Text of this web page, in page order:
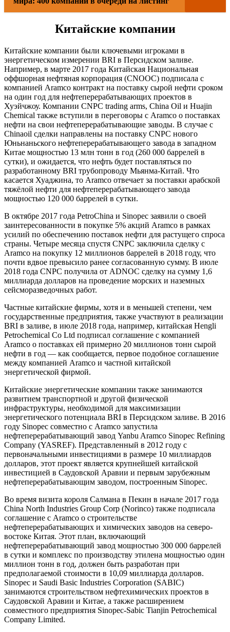
Китайские компании
Китайские компании были ключевыми игроками в
энергетическом измерении BRI в Персидском заливе.
Например, в марте 2017 года Китайская Национальная
оффшорная нефтяная корпорация (CNOOC) подписала с
компанией Aramco контракт на поставку сырой нефти сроком
на один год для нефтеперерабатывающих проектов в
Хуэйчжоу. Компании CNPC trading arms, China Oil и Huajin
Chemical также вступили в переговоры с Aramco о поставках
нефти на свои нефтеперерабатывающие заводы. В случае с
Chinaoil сделки направлены на поставку CNPC нового
Юньнаньского нефтеперерабатывающего завода в западном
Китае мощностью 13 млн тонн в год (260 000 баррелей в
сутки), и ожидается, что нефть будет поставляться по
разработанному BRI трубопроводу Мьянма-Китай. Что
касается Хуаджина, то Aramco отвечает за поставки арабской
тяжёлой нефти для нефтеперерабатывающего завода
мощностью 120 000 баррелей в сутки.
В октябре 2017 года PetroChina и Sinopec заявили о своей
заинтересованности в покупке 5% акций Aramco в рамках
усилий по обеспечению поставок нефти для растущего спроса
страны. Четыре месяца спустя CNPC заключила сделку с
Aramco на покупку 12 миллионов баррелей в 2018 году, что
почти вдвое превысило ранее согласованную сумму. В июле
2018 года CNPC получила от ADNOC сделку на сумму 1,6
миллиарда долларов на проведение морских и наземных
сейсморазведочных работ.
Частные китайские фирмы, хотя и в меньшей степени, чем
государственные предприятия, также участвуют в реализации
BRI в заливе, в июле 2018 года, например, китайская Hengli
Petrochemical Co Ltd подписал соглашение с компанией
Aramco о поставках ей примерно 20 миллионов тонн сырой
нефти в год — как сообщается, первое подобное соглашение
между компанией Aramco и частной китайской
энергетической фирмой.
Китайские энергетические компании также занимаются
развитием транспортной и другой физической
инфраструктуры, необходимой для максимизации
энергетического потенциала BRI в Персидском заливе. В 2016
году Sinopec совместно с Aramco запустила
нефтеперерабатывающий завод Yanbu Aramco Sinopec Refining
Company (YASREF). Представленный в 2012 году с
первоначальными инвестициями в размере 10 миллиардов
долларов, этот проект является крупнейшей китайской
инвестицией в Саудовской Аравии и первым зарубежным
нефтеперерабатывающим заводом, построенным Sinopec.
Во время визита короля Салмана в Пекин в начале 2017 года
China North Industries Group Corp (Norinco) также подписала
соглашение с Aramco о строительстве
нефтеперерабатывающих и химических заводов на северо-
востоке Китая. Этот план, включающий
нефтеперерабатывающий завод мощностью 300 000 баррелей
в сутки и комплекс по производству этилена мощностью один
миллион тонн в год, должен быть разработан при
предполагаемой стоимости в 10,09 миллиарда долларов.
Sinopec и Saudi Basic Industries Corporation (SABIC)
занимаются строительством нефтехимических проектов в
Саудовской Аравии и Китае, а также расширением
совместного предприятия Sinopec-Sabic Tianjin Petrochemical
Company Limited.